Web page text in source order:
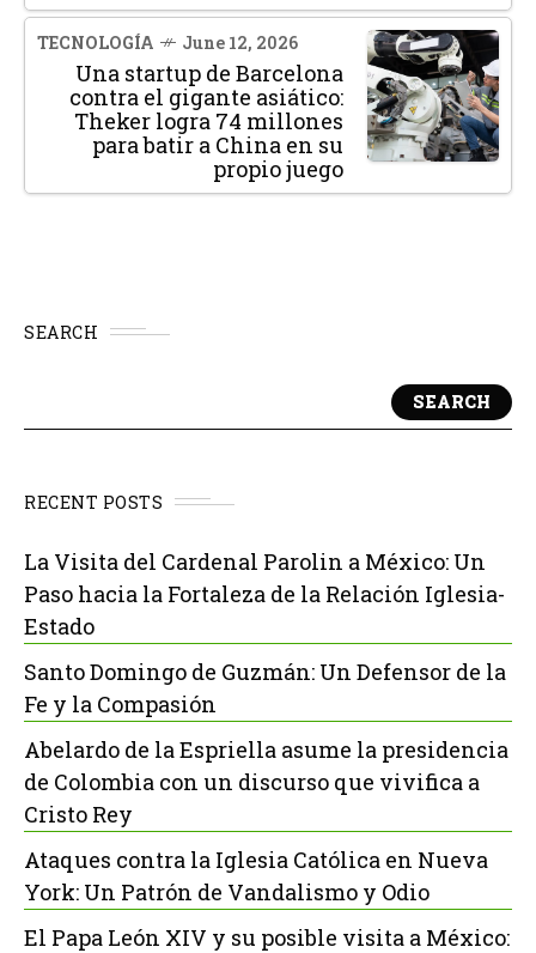
TECNOLOGÍA June 12, 2026
Una startup de Barcelona
contra el gigante asiático:
Theker logra 74 millones
para batir a China en su
propio juego
SEARCH
SEARCH
RECENT POSTS
La Visita del Cardenal Parolin a México: Un
Paso hacia la Fortaleza de la Relación Iglesia-
Estado
Santo Domingo de Guzmán: Un Defensor de la
Fe y la Compasión
Abelardo de la Espriella asume la presidencia
de Colombia con un discurso que vivifica a
Cristo Rey
Ataques contra la Iglesia Católica en Nueva
York: Un Patrón de Vandalismo y Odio
El Papa León XIV y su posible visita a México: